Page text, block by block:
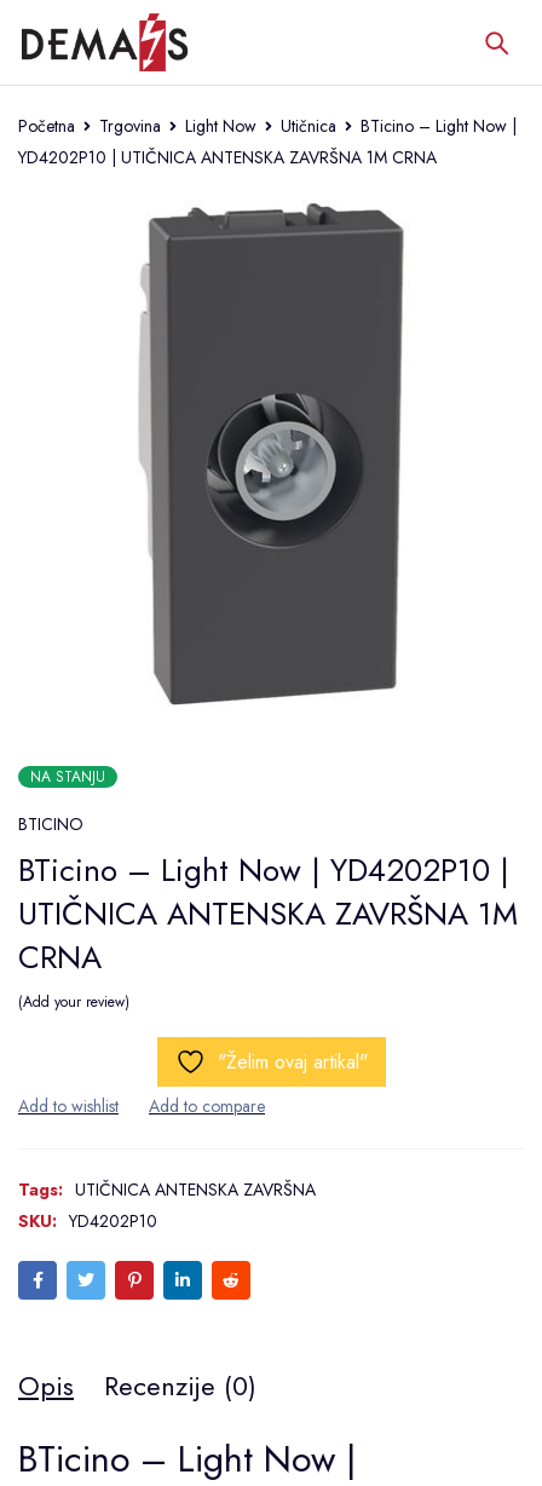
Početna Trgovina Light Now Utičnica
BTicino – Light Now |
YD4202P10 | UTIČNICA ANTENSKA ZAVRŠNA 1M CRNA
NA STANJU
BTICINO
BTicino – Light Now | YD4202P10 |
UTIČNICA ANTENSKA ZAVRŠNA 1M
CRNA
Add your review
"Želim ovaj artikal"
Tags: UTIČNICA ANTENSKA ZAVRŠNA
SKU: YD4202P10
Opis Recenzije (0)
BTicino – Light Now |